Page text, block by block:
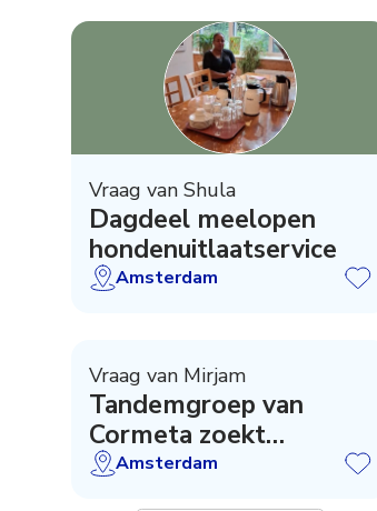
Vraag van Shula
Dagdeel meelopen
hondenuitlaatservice
Amsterdam
Vraag van Mirjam
Tandemgroep van
Cormeta zoekt
voorrijders
Amsterdam